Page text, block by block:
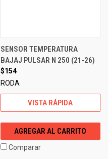
SENSOR TEMPERATURA
BAJAJ PULSAR N 250 (21-26)
$154
RODA
VISTA RÁPIDA
AGREGAR AL CARRITO
Comparar